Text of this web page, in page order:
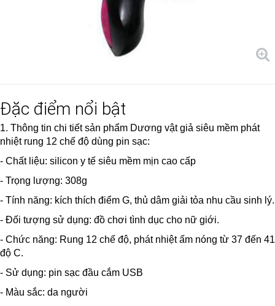
Đặc điểm nổi bật
1. Thông tin chi tiết sản phẩm Dương vật giả siêu mềm phát
nhiệt rung 12 chế độ dùng pin sạc:
- Chất liệu: silicon y tế siêu mềm mịn cao cấp
- Trọng lượng: 308g
- Tính năng: kích thích điểm G, thủ dâm giải tỏa nhu cầu sinh lý.
- Đối tượng sử dụng: đồ chơi tình dục cho nữ giới.
- Chức năng: Rung 12 chế độ, phát nhiệt ấm nóng từ 37 đến 41
độ C.
- Sử dụng: pin sạc đầu cắm USB
- Màu sắc: da người